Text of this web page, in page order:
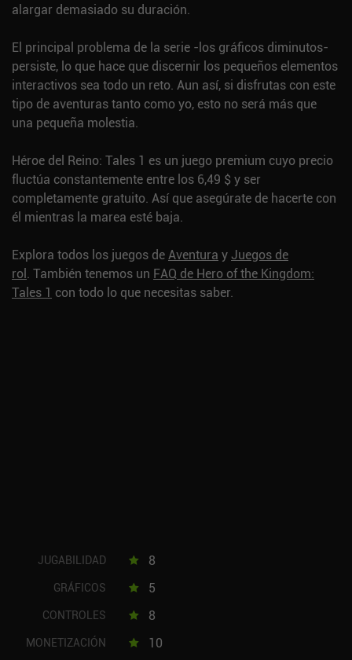
alargar demasiado su duración.
El principal problema de la serie -los gráficos diminutos-
persiste, lo que hace que discernir los pequeños elementos
interactivos sea todo un reto. Aun así, si disfrutas con este
tipo de aventuras tanto como yo, esto no será más que
una pequeña molestia.
Héroe del Reino: Tales 1 es un juego premium cuyo precio
fluctúa constantemente entre los 6,49 $ y ser
completamente gratuito. Así que asegúrate de hacerte con
él mientras la marea esté baja.
Explora todos los juegos deAventura y Juegos de
rol. También tenemos un FAQ de Hero of the Kingdom:
Tales 1 con todo lo que necesitas saber.
JUGABILIDAD 8
GRÁFICOS 5
CONTROLES 8
MONETIZACIÓN 10